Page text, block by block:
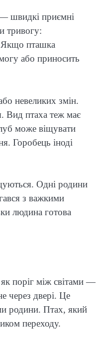
— швидкі приємні
тривогу:
Якщо пташка
або приносить
невеликих змін.
Вид птаха теж має
може віщувати
Горобець іноді
Одні родини
з важкими
людина готова
як поріг між світами —
через двері. Це
родини. Птах, який
переходу.